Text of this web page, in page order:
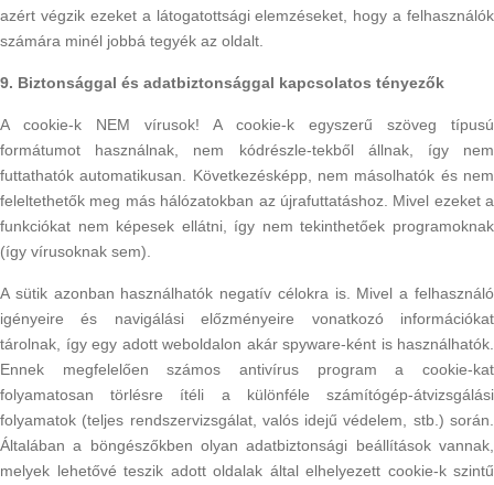
azért végzik ezeket a látogatottsági elemzéseket, hogy a felhasználók
számára minél jobbá tegyék az oldalt.
9. Biztonsággal és adatbiztonsággal kapcsolatos tényezők
A cookie-k NEM vírusok! A cookie-k egyszerű szöveg típusú
formátumot használnak, nem kódrészle-tekből állnak, így nem
futtathatók automatikusan. Következésképp, nem másolhatók és nem
feleltethetők meg más hálózatokban az újrafuttatáshoz. Mivel ezeket a
funkciókat nem képesek ellátni, így nem tekinthetőek programoknak
(így vírusoknak sem).
A sütik azonban használhatók negatív célokra is. Mivel a felhasználó
igényeire és navigálási előzményeire vonatkozó információkat
tárolnak, így egy adott weboldalon akár spyware-ként is használhatók.
Ennek megfelelően számos antivírus program a cookie-kat
folyamatosan törlésre ítéli a különféle számítógép-átvizsgálási
folyamatok (teljes rendszervizsgálat, valós idejű védelem, stb.) során.
Általában a böngészőkben olyan adatbiztonsági beállítások vannak,
melyek lehetővé teszik adott oldalak által elhelyezett cookie-k szintű